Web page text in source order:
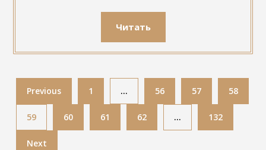
Читать
Previous 1 … 56 57 58
59 60 61 62 … 132
Next